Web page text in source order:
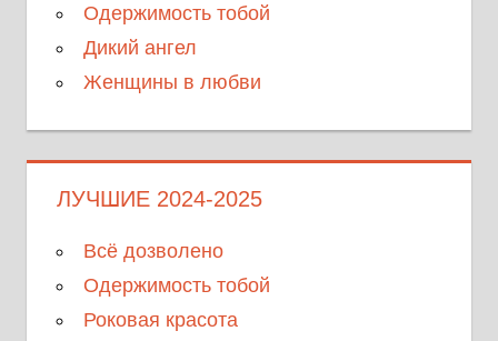
Одержимость тобой
Дикий ангел
Женщины в любви
ЛУЧШИЕ 2024-2025
Всё дозволено
Одержимость тобой
Роковая красота